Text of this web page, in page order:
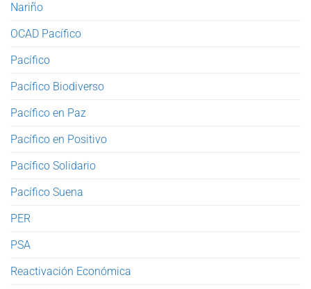
Nariño
OCAD Pacífico
Pacífico
Pacífico Biodiverso
Pacífico en Paz
Pacífico en Positivo
Pacífico Solidario
Pacífico Suena
PER
PSA
Reactivación Económica